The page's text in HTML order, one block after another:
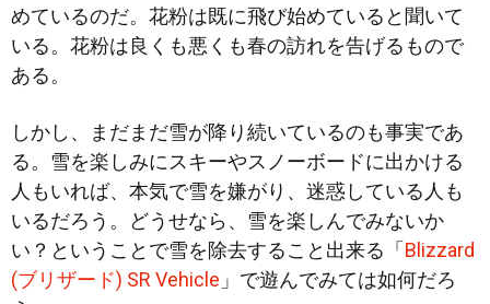
めているのだ。花粉は既に飛び始めていると聞いて
いる。花粉は良くも悪くも春の訪れを告げるもので
ある。
しかし、まだまだ雪が降り続いているのも事実であ
る。雪を楽しみにスキーやスノーボードに出かける
人もいれば、本気で雪を嫌がり、迷惑している人も
いるだろう。どうせなら、雪を楽しんでみないか
い？ということで雪を除去すること出来る「 Blizzard
(ブリザード) SR Vehicle 」で遊んでみては如何だろ